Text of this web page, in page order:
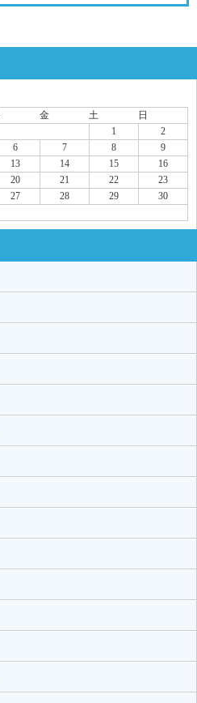
金 土
日
1
2
6 7 8
9
13 14 15
16
20 21 22
23
27 28 29
30